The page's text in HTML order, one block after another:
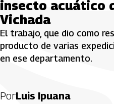
insecto acuático
Vichada
El trabajo, que dio como
producto de varias
en ese departamento.
PorLuis Ipuana